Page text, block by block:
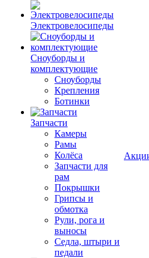
Электровелосипеды
Cноуборды и
комплектующие
Сноуборды
Крепления
Ботинки
Запчасти
Камеры
Рамы
Колёса
Запчасти для
рам
Покрышки
Грипсы и
обмотка
Рули, рога и
выносы
Седла, штыри и
педали